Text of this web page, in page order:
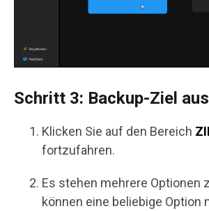
Schritt 3: Backup-Ziel
Klicken Sie auf den Bereich
fortzufahren.
Es stehen mehrere Optionen
können eine beliebige Option